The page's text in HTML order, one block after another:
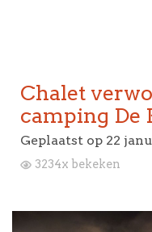
Chalet
camping De
Geplaatst op 22
3234x bekeken